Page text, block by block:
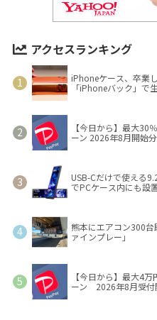
アクセスランキング
iPhoneケース、卒業
「iPhoneバック」で
【今日から】最大30
ーン 2026年8月開始分
USB-Cだけで使える
でPCケース内にも設
熊本にエアコン300
ァインプレー」
【今日から】最大4
ーン 2026年8月受付